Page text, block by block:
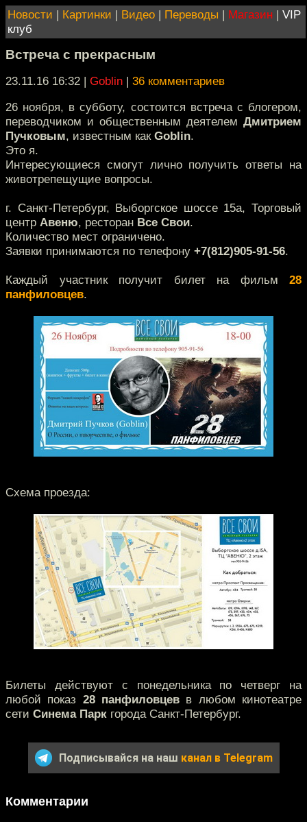
Новости | Картинки | Видео | Переводы | Магазин | VIP
клуб
Встреча с прекрасным
23.11.16 16:32 | Goblin | 36 комментариев
26 ноября, в субботу, состоится встреча с блогером,
переводчиком и общественным деятелем Дмитрием
Пучковым, известным как Goblin.
Это я.
Интересующиеся смогут лично получить ответы на
животрепещущие вопросы.
г. Санкт-Петербург, Выборгское шоссе 15а, Торговый
центр Авеню, ресторан Все Свои.
Количество мест ограничено.
Заявки принимаются по телефону +7(812)905-91-56.
Каждый участник получит билет на фильм 28
панфиловцев.
Схема проезда:
Билеты действуют с понедельника по четверг на
любой показ 28 панфиловцев в любом кинотеатре
сети Синема Парк города Санкт-Петербург.
Подписывайся на наш канал в Telegram
Комментарии